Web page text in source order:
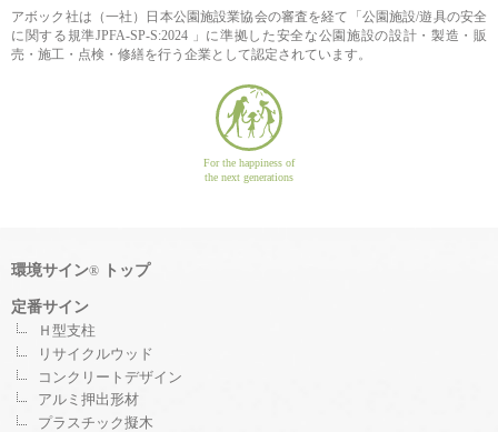
アボック社は（一社）日本公園施設業協会の審査を経て「公園施設/遊具の安全
に関する規準JPFA-SP-S:2024 」に準拠した安全な公園施設の設計・製造・販
売・施工・点検・修繕を行う企業として認定されています。
For the happiness of
the next generations
環境サイン® トップ
定番サイン
Ｈ型支柱
リサイクルウッド
コンクリートデザイン
アルミ押出形材
プラスチック擬木